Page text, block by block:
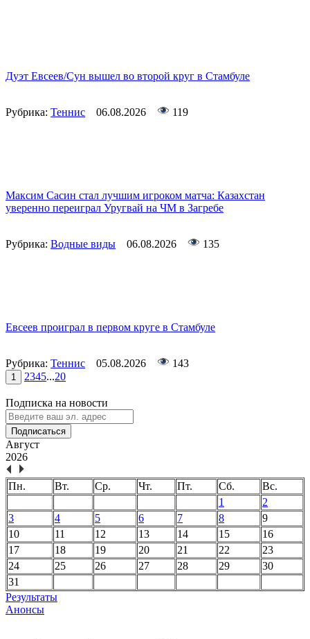
Дуэт Евсеев/Сун вышел во второй круг в Стамбуле
Рубрика: Теннис 06.08.2026 119
Максим Сасин стал лучшим игроком матча: Казахстан
уверенно переиграл Уругвай на ЧМ в Загребе
Рубрика: Водные виды 06.08.2026 135
Евсеев проиграл в первом круге в Стамбуле
Рубрика: Теннис 05.08.2026 143
1 2345...20
Подписка на новости
Подписаться
Август
2026
Пн. Вт. Ср. Чт. Пт. Сб.
Вс.
1
2
3
4 5 6 7 8
9
10
11 12 13 14 15
16
17
18 19 20 21 22
23
24
25 26 27 28 29
30
31
Результаты
Анонсы